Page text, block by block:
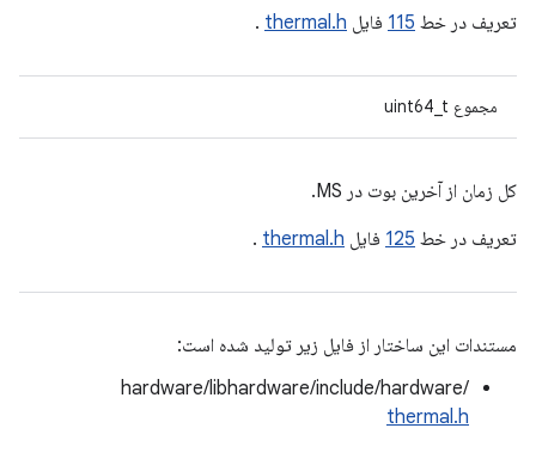
تعریف در خط 115 فایل thermal.h
.
مجموع uint64_t
کل زمان از آخرین بوت در MS.
تعریف در خط 125 فایل thermal.h
.
مستندات این ساختار از فایل زیر تولید شده است:
hardware/libhardware/include/hardware/
thermal.h